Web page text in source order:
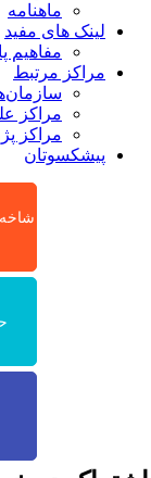
ماهنامه
لینک های مفید
مفاهیم پایه
مراکز مرتبط
سازمان‌ها
مراکز
مراکز
پیشکسوتان